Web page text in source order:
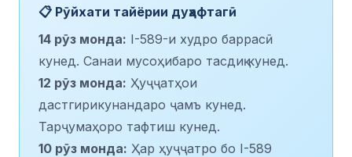
📋 Рӯйхати тайёрии дуҳафтагӣ
14 рӯз монда: I-589-и худро баррасӣ
кунед. Санаи мусоҳибаро тасдиқ кунед.
12 рӯз монда: Ҳуҷҷатҳои
дастгирикунандаро ҷамъ кунед.
Тарҷумаҳоро тафтиш кунед.
10 рӯз монда: Ҳар ҳуҷҷатро бо I-589